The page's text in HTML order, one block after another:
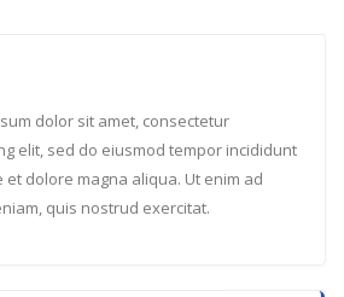
dolor sit amet, consectetur
elit, sed do eiusmod tempor incididunt
et dolore magna aliqua. Ut enim ad
quis nostrud exercitat.